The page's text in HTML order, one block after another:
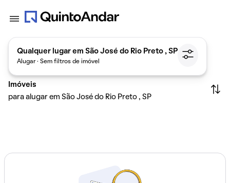
Qualquer lugar em São José do Rio Preto , SP
Alugar · Sem filtros de imóvel
Imóveis
para alugar em São José do Rio Preto , SP